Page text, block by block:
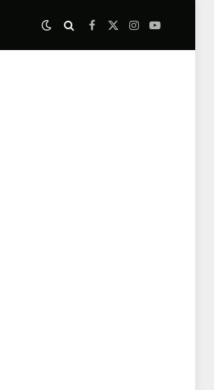
Facebook
X
Instagram
YouTube